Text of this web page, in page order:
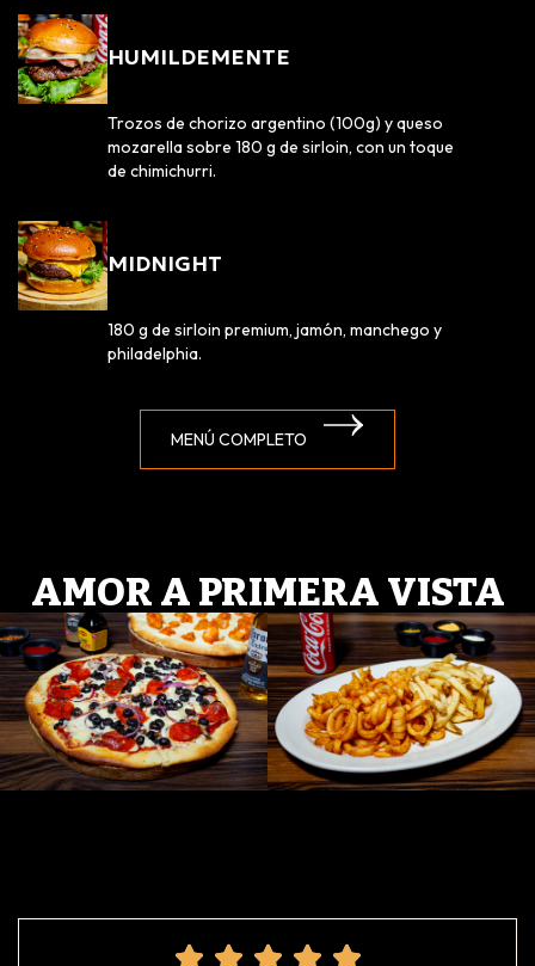
HUMILDEMENTE
Trozos de chorizo argentino (100g) y queso
mozarella sobre 180 g de sirloin, con un toque
de chimichurri.
MIDNIGHT
180 g de sirloin premium, jamón, manchego y
philadelphia.
MENÚ COMPLETO
AMOR A PRIMERA VISTA